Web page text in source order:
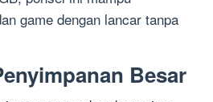
game dengan lancar tanpa
Besar